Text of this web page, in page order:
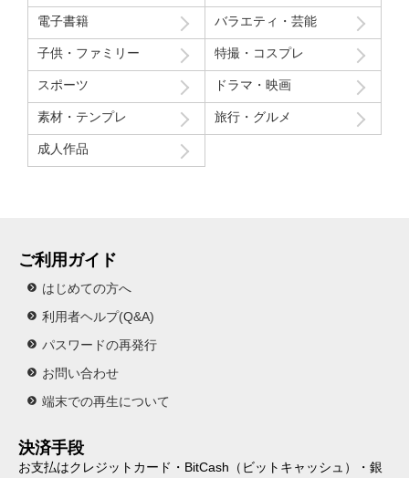
電子書籍 バラエティ・芸能
子供・ファミリー 特撮・コスプレ
スポーツ ドラマ・映画
素材・テンプレ 旅行・グルメ
成人作品
ご利用ガイド
はじめての方へ
利用者ヘルプ(Q&A)
パスワードの再発行
お問い合わせ
端末での再生について
決済手段
お支払はクレジットカード・BitCash（ビットキャッシュ）・銀